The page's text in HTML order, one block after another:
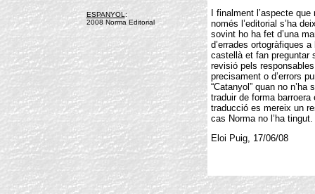
ESPANYOL:
2008 Norma Editorial
I finalment l’aspecte
només l’editorial s’ha
sovint ho ha fet d’una
d’errades ortogràfiques
castellà et fan preguntar
revisió pels
precisament o d’errors
“Catanyol” quan no
traduir de forma
traducció es mereix un
cas Norma no l’ha tingut.
Eloi Puig, 17/06/08